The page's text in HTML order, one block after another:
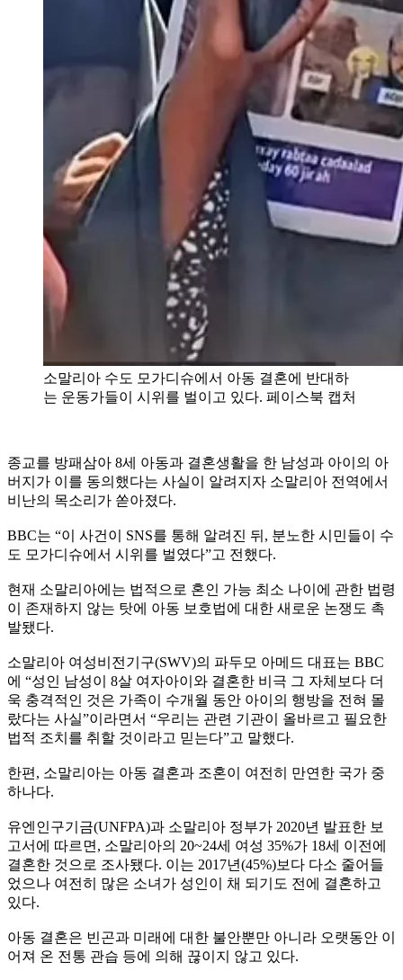
소말리아 수도 모가디슈에서 아동 결혼에 반대하
는 운동가들이 시위를 벌이고 있다. 페이스북 캡처
종교를 방패삼아 8세 아동과 결혼생활을 한 남성과 아이의 아
버지가 이를 동의했다는 사실이 알려지자 소말리아 전역에서
비난의 목소리가 쏟아졌다.
BBC는 “이 사건이 SNS를 통해 알려진 뒤, 분노한 시민들이 수
도 모가디슈에서 시위를 벌였다”고 전했다.
현재 소말리아에는 법적으로 혼인 가능 최소 나이에 관한 법령
이 존재하지 않는 탓에 아동 보호법에 대한 새로운 논쟁도 촉
발됐다.
소말리아 여성비전기구(SWV)의 파두모 아메드 대표는 BBC
에 “성인 남성이 8살 여자아이와 결혼한 비극 그 자체보다 더
욱 충격적인 것은 가족이 수개월 동안 아이의 행방을 전혀 몰
랐다는 사실”이라면서 “우리는 관련 기관이 올바르고 필요한
법적 조치를 취할 것이라고 믿는다”고 말했다.
한편, 소말리아는 아동 결혼과 조혼이 여전히 만연한 국가 중
하나다.
유엔인구기금(UNFPA)과 소말리아 정부가 2020년 발표한 보
고서에 따르면, 소말리아의 20~24세 여성 35%가 18세 이전에
결혼한 것으로 조사됐다. 이는 2017년(45%)보다 다소 줄어들
었으나 여전히 많은 소녀가 성인이 채 되기도 전에 결혼하고
있다.
아동 결혼은 빈곤과 미래에 대한 불안뿐만 아니라 오랫동안 이
어져 온 전통 관습 등에 의해 끊이지 않고 있다.